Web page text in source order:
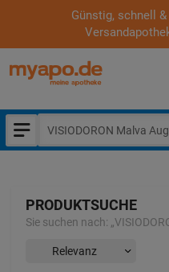
Günstig, schnell
PRODUKTSUCHE
Sie suchen nach: „